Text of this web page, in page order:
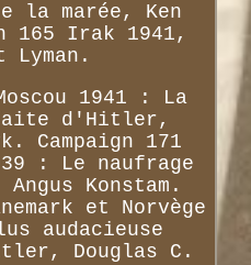
la marée, Ken
165 Irak 1941,
Lyman.
1941 : La
d'Hitler,
Campaign 171
: Le naufrage
Konstam.
et Norvège
audacieuse
Douglas C.